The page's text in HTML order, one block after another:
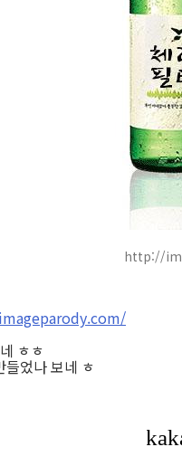
http://
ㅎㅎ
었나 보네 ㅎ